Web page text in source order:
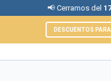
📢 Cerramos del17 al 31 de
DESCUENTOS